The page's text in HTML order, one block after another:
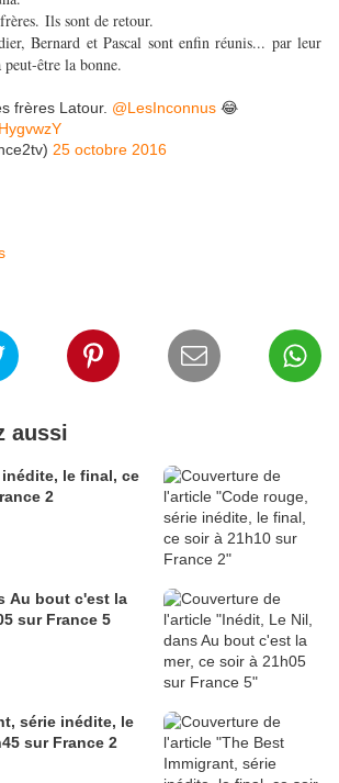
Ils sont de retour.
Bernard et Pascal sont enfin réunis... par leur
être la bonne.
frères Latour. @LesInconnus 😂
25 octobre 2016
aussi
le final, ce
2
Au bout c'est la
sur France 5
série inédite, le
sur France 2